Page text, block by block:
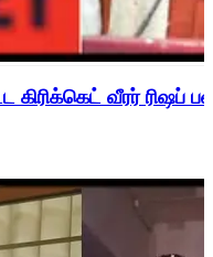
கிரிக்கெட் வீரர்